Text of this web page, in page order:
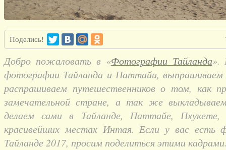
Поделись!
Добро пожаловать в «Фотографии Тайланда».
фотографии Тайланда и Паттайи, выпрашиваем
распрашиваем путешественников о том, как
замечательной стране, а так же
делаем сами в Тайланде, Паттайе,
красивейших местах Интая. Если у вас есть
Тайланде 2017, просим поделиться этими